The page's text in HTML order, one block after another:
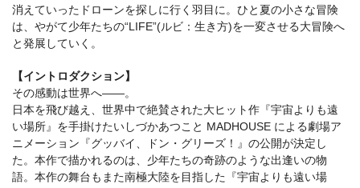
消えていったドローンを探しに行く羽目に。ひと夏の小さな冒険
は、やがて少年たちの“LIFE”(ルビ：生き方)を一変させる大冒険へ
と発展していく。
【イントロダクション】
その感動は世界へ――。
日本を飛び越え、世界中で絶賛された大ヒット作『宇宙よりも遠
い場所』を手掛けたいしづかあつこと MADHOUSE による劇場ア
ニメーション『グッバイ、ドン・グリーズ！』の公開が決定し
た。本作で描かれるのは、少年たちの奇跡のような出逢いの物
語。本作の舞台もまた南極大陸を目指した『宇宙よりも遠い場